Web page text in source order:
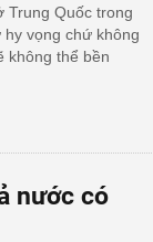
Trung Quốc trong
vọng chứ không
không thể bền
nước có